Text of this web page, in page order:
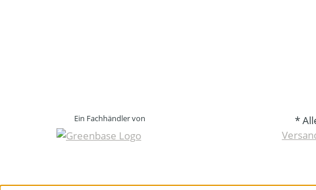
Ein Fachhändler von
*